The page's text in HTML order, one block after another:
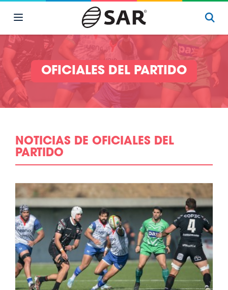
OFICIALES DEL PARTIDO
NOTICIAS DE OFICIALES DEL
PARTIDO